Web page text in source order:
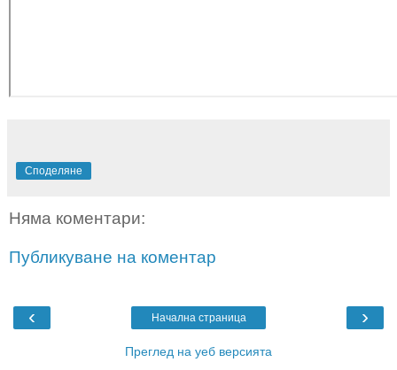
Споделяне
Няма коментари:
Публикуване на коментар
‹ ›
Начална страница
Преглед на уеб версията